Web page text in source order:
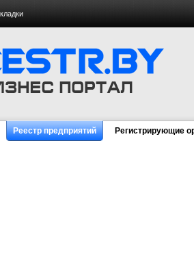
Реестр предприятий Регистрирующие